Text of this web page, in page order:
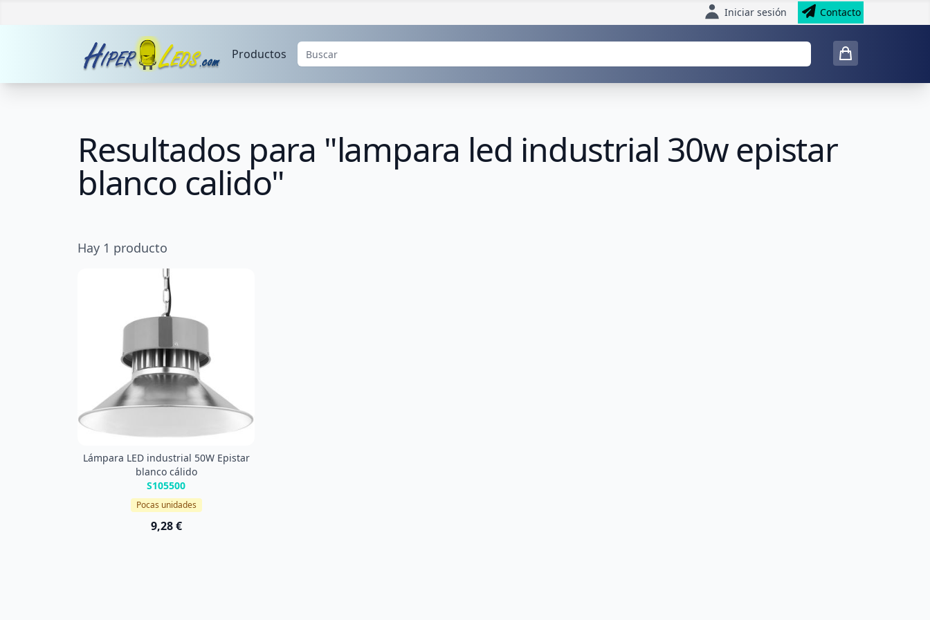
Iniciar sesión Contacto
Productos
Resultados para "lampara led industrial 30w epistar
blanco calido"
Hay 1 producto
Lámpara LED industrial 50W Epistar
blanco cálido
S105500
Pocas unidades
9,28 €